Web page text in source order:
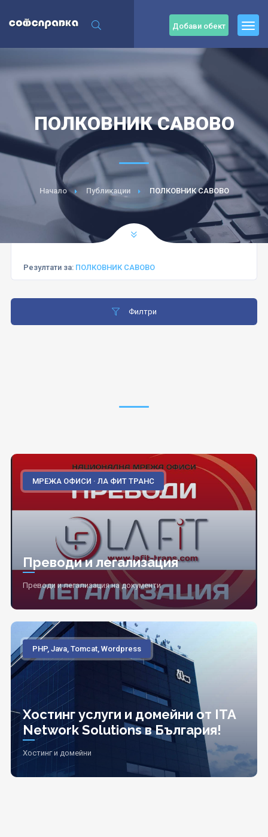
Добави обект
ПОЛКОВНИК САВОВО
Начало Публикации ПОЛКОВНИК САВОВО
Резултати за: ПОЛКОВНИК САВОВО
Филтри
МРЕЖА ОФИСИ · ЛА ФИТ ТРАНС
Преводи и легализация
Преводи и легализация на документи
PHP, Java, Tomcat, Wordpress
Хостинг услуги и домейни от ITA
Network Solutions в България!
Хостинг и домейни